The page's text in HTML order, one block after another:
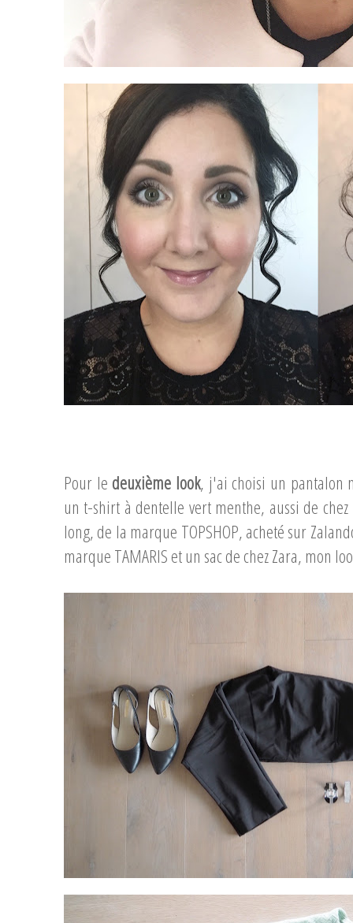
Pour le deuxième look, j'ai choisi un pantalon
un t-shirt à dentelle vert menthe, aussi de
long, de la marque TOPSHOP, acheté sur
marque TAMARIS et un sac de chez Zara, mon